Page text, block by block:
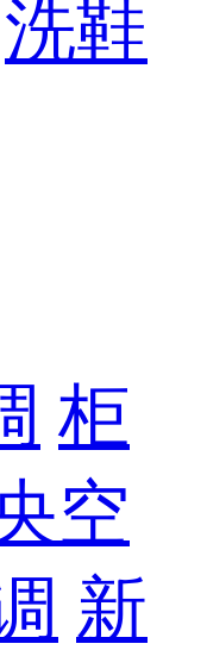
洗鞋
柜
空
新